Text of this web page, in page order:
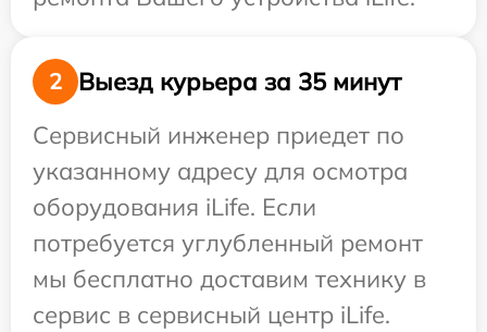
2
Выезд курьера за 35 минут
Сервисный инженер приедет по
указанному адресу для осмотра
оборудования iLife. Если
потребуется углубленный ремонт
мы бесплатно доставим технику в
сервис в сервисный центр iLife.